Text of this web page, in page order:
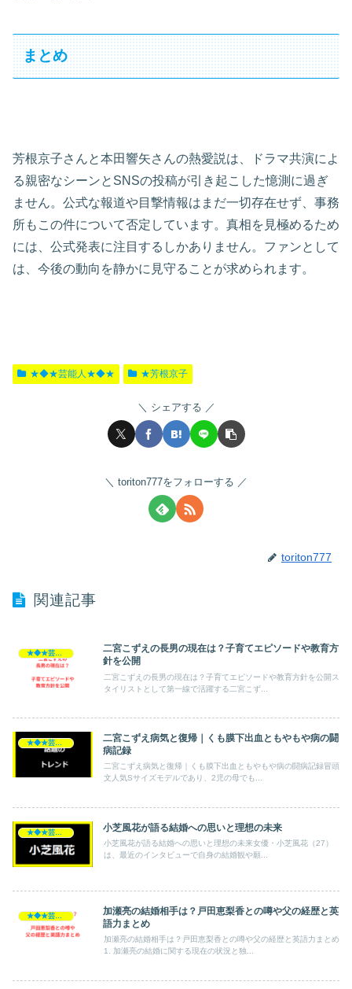
まとめ
芳根京子さんと本田響矢さんの熱愛説は、ドラマ共演によ
る親密なシーンとSNSの投稿が引き起こした憶測に過ぎ
ません。公式な報道や目撃情報はまだ一切存在せず、事務
所もこの件について否定しています。真相を見極めるため
には、公式発表に注目するしかありません。ファンとして
は、今後の動向を静かに見守ることが求められます。
★◆★芸能人★◆★ ★芳根京子
シェアする
toriton777をフォローする
toriton777
関連記事
二宮こずえの長男の現在は？子育てエピソードや教育方
針を公開
二宮こずえの長男の現在は？子育てエピソードや教育方針を公開ス
タイリストとして第一線で活躍する二宮こず...
二宮こずえ病気と復帰｜くも膜下出血ともやもや病の闘
病記録
二宮こずえ病気と復帰｜くも膜下出血ともやもや病の闘病記録冒頭
文人気Sサイズモデルであり、2児の母でも...
小芝風花が語る結婚への思いと理想の未来
小芝風花が語る結婚への思いと理想の未来女優・小芝風花（27）
は、最近のインタビューで自身の結婚観や願...
加瀬亮の結婚相手は？戸田恵梨香との噂や父の経歴と英
語力まとめ
加瀬亮の結婚相手は？戸田恵梨香との噂や父の経歴と英語力まとめ
1. 加瀬亮の結婚に関する現在の状況と独...